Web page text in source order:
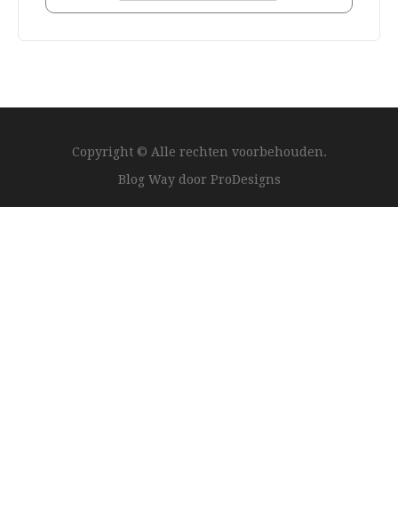
Copyright © Alle rechten voorbehouden.
Blog Way door ProDesigns